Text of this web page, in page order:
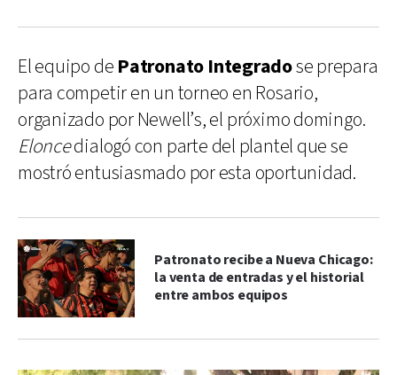
El equipo de Patronato Integradose prepara
para competir en un torneo en Rosario,
organizado por Newell’s, el próximo domingo.
Eloncedialogó con parte del plantel que se
mostró entusiasmado por esta oportunidad.
Patronato recibe a Nueva Chicago:
la venta de entradas y el historial
entre ambos equipos